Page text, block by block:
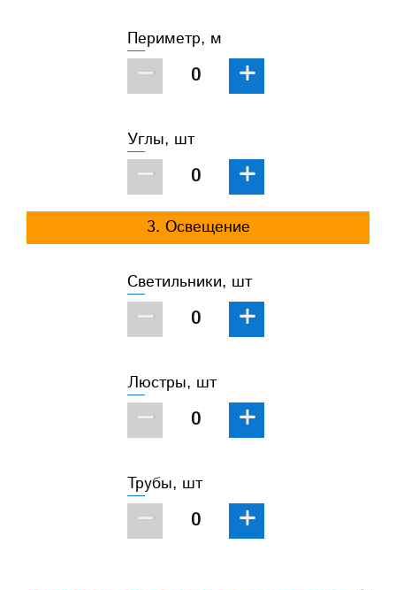
Периметр, м
− +
Углы, шт
− +
3. Освещение
Светильники, шт
− +
Люстры, шт
− +
Трубы, шт
− +